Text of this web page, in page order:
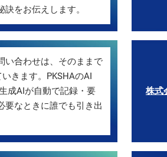
をお伝えします。
い合わせは、そのままで
きます。PKSHAのAI
成AIが自動で記録・要
要なときに誰でも引き出
株式